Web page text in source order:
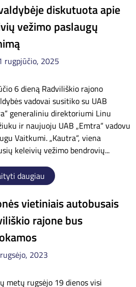
diskutuota apie
vežimo paslaugų
rugpjūčio, 2025
6 dieną Radviliškio rajono
vadovai susitiko su UAB
generaliniu direktoriumi Linu
ir naujuoju UAB „Emtra“ vadovu
Vaitkumi. „Kautra“, viena
keleivių vežimo bendrovių...
daugiau
vietiniais autobusais
rajone bus
2023
metų rugsėjo 19 dienos visi